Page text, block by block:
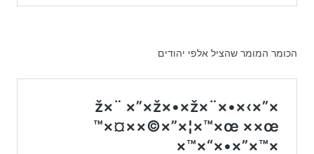
הכומר המומר שהציל אלפי יהודים